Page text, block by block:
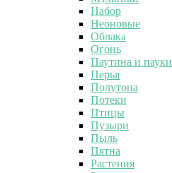
Набор
Неоновые
Облака
Огонь
Паутина и пауки
Перья
Полутона
Потеки
Птицы
Пузыри
Пыль
Пятна
Растения